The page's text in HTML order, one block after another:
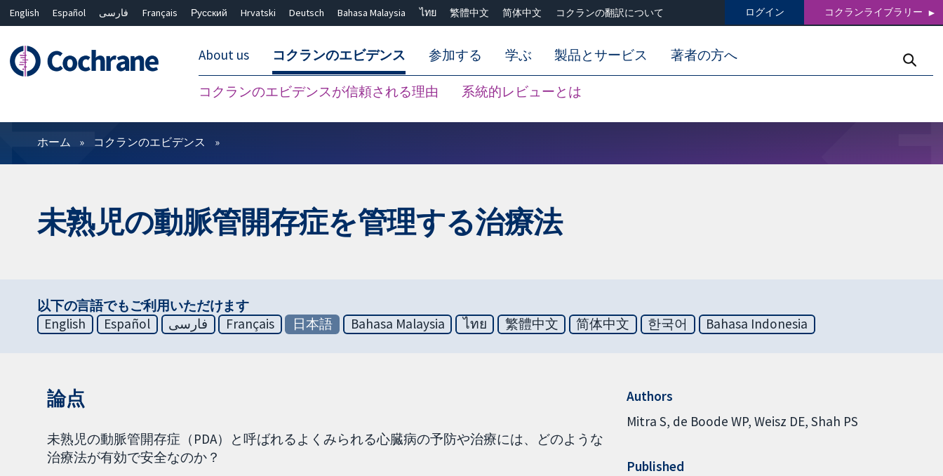
English Español فارسی Français Русский Hrvatski Deutsch Bahasa Malaysia ไทย 繁體中文 简体中文 コクランの翻訳について ログイン コクランライブラリー
About us コクランのエビデンス
コクランのエビデンスが信頼される理由 系統的レビューとは
参加する 学ぶ 製品とサービス 著者の方へ
フィルター
ホーム コクランのエビデンス
未熟児の動脈管開存症を管理する治療法
以下の言語でもご利用いただけます
English
Español فارسی Français 日本語 Bahasa Malaysia ไทย 繁體中文 简体中文 한국어 Bahasa Indonesia
論点
未熟児の動脈管開存症（PDA）と呼ばれるよくみられる心臓病の予防や治療には、どのような
治療法が有効で安全なのか？
Authors
Mitra S de Boode WP Weisz DE Shah PS
Published